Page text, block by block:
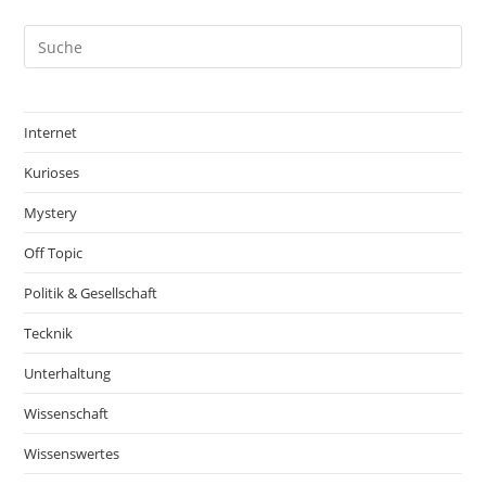
Internet
Kurioses
Mystery
Off Topic
Politik & Gesellschaft
Tecknik
Unterhaltung
Wissenschaft
Wissenswertes